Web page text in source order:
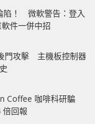
陷！ 微軟警告：登入
件一併中招
門攻擊 主機板控制器
Coffee 咖啡科研騙
回報